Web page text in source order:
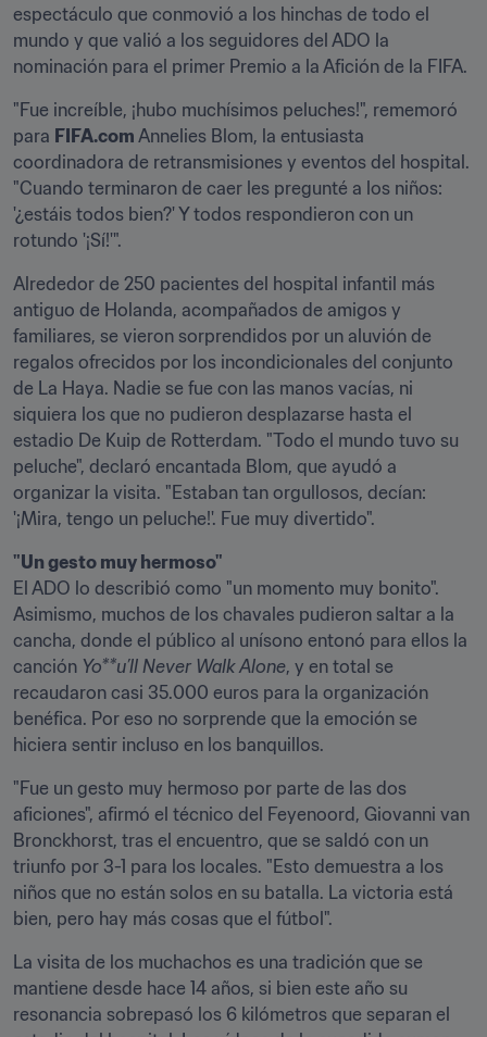
espectáculo que conmovió a los hinchas de todo el
mundo y que valió a los seguidores del ADO la
nominación para el primer Premio a la Afición de la FIFA.
"Fue increíble, ¡hubo muchísimos peluches!", rememoró
para FIFA.com Annelies Blom, la entusiasta
coordinadora de retransmisiones y eventos del hospital.
"Cuando terminaron de caer les pregunté a los niños:
'¿estáis todos bien?' Y todos respondieron con un
rotundo '¡Sí!'".
Alrededor de 250 pacientes del hospital infantil más
antiguo de Holanda, acompañados de amigos y
familiares, se vieron sorprendidos por un aluvión de
regalos ofrecidos por los incondicionales del conjunto
de La Haya. Nadie se fue con las manos vacías, ni
siquiera los que no pudieron desplazarse hasta el
estadio De Kuip de Rotterdam. "Todo el mundo tuvo su
peluche", declaró encantada Blom, que ayudó a
organizar la visita. "Estaban tan orgullosos, decían:
'¡Mira, tengo un peluche!'. Fue muy divertido".
"Un gesto muy hermoso"
El ADO lo describió como "un momento muy bonito".
Asimismo, muchos de los chavales pudieron saltar a la
cancha, donde el público al unísono entonó para ellos la
canción Yo**u’ll Never Walk Alone, y en total se
recaudaron casi 35.000 euros para la organización
benéfica. Por eso no sorprende que la emoción se
hiciera sentir incluso en los banquillos.
"Fue un gesto muy hermoso por parte de las dos
aficiones", afirmó el técnico del Feyenoord, Giovanni van
Bronckhorst, tras el encuentro, que se saldó con un
triunfo por 3-1 para los locales. "Esto demuestra a los
niños que no están solos en su batalla. La victoria está
bien, pero hay más cosas que el fútbol".
La visita de los muchachos es una tradición que se
mantiene desde hace 14 años, si bien este año su
resonancia sobrepasó los 6 kilómetros que separan el